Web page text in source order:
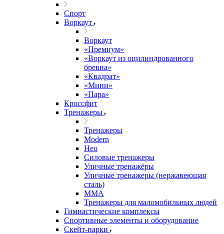
Спорт
Воркаут
Воркаут
«Премиум»
«Воркаут из оцилиндрованного
бревна»
«Квадрат»
«Мини»
«Пара»
Кроссфит
Тренажеры
Тренажеры
Modern
Нео
Силовые тренажеры
Уличные тренажёры
Уличные тренажеры (нержавеющая
сталь)
ММА
Тренажеры для маломобильных людей
Гимнастические комплексы
Спортивные элементы и оборудование
Скейт-парки